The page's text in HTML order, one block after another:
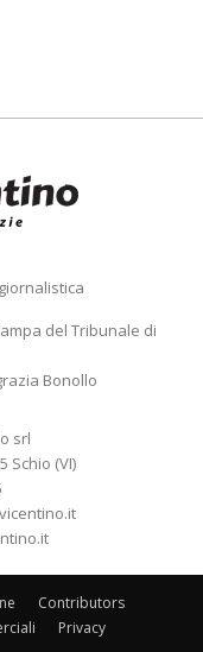
del Tribunale di
Bonollo
srl
Schio (VI)
Contributors
Privacy